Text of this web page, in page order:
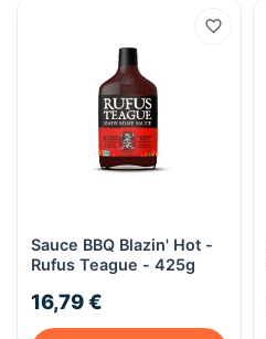
Sauce BBQ Blazin' Hot -
Rufus Teague - 425g
16,79 €